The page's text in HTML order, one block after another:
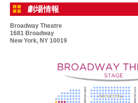
劇場情報
Broadway Theatre
1681 Broadway
New York, NY 10019